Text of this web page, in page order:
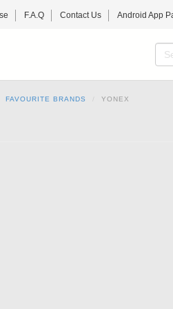
F.A.Q Contact Us Android App
FAVOURITE BRANDS YONEX